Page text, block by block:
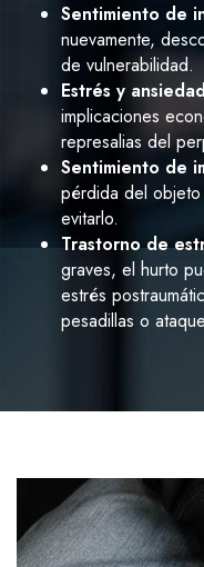
Sentimiento de
nuevamente,
de vulnerabilidad.
Estrés y
implicaciones
represalias del
Sentimiento de
pérdida del
evitarlo.
Trastorno de
graves, el hurto
estrés
pesadillas o